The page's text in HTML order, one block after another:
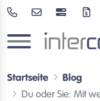
Startseite
Blog
Du oder Sie: Mit